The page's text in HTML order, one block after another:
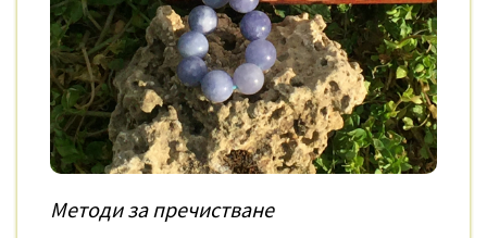
Методи за пречистване